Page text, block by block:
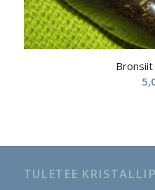
Bronsiit
TULETEE